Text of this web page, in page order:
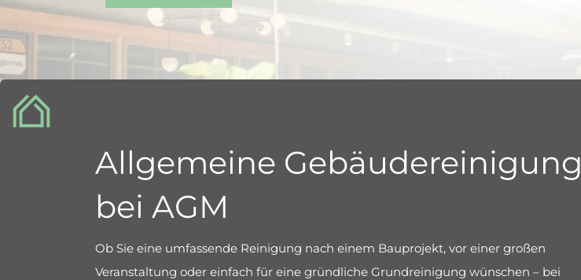
Allgemeine Gebäudereinigung
bei AGM
Ob Sie eine umfassende Reinigung nach einem Bauprojekt, vor einer großen
Veranstaltung oder einfach für eine gründliche Grundreinigung wünschen – bei